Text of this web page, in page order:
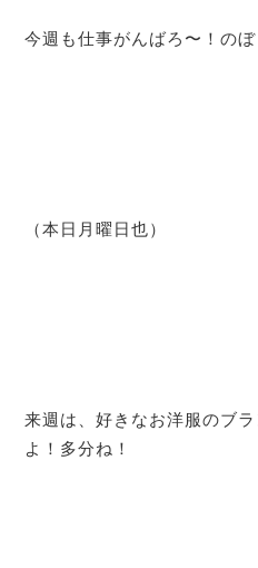
今週も仕事がんばろ〜！の
（本日月曜日也）
来週は、好きなお洋服のブ
よ！多分ね！